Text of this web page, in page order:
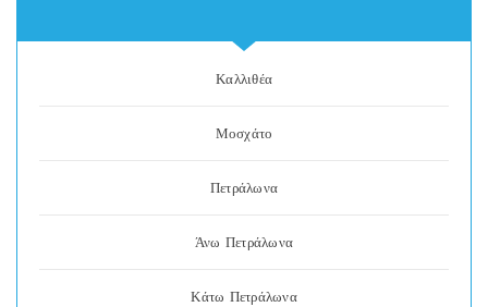
Καλλιθέα
Μοσχάτο
Πετράλωνα
Άνω Πετράλωνα
Κάτω Πετράλωνα